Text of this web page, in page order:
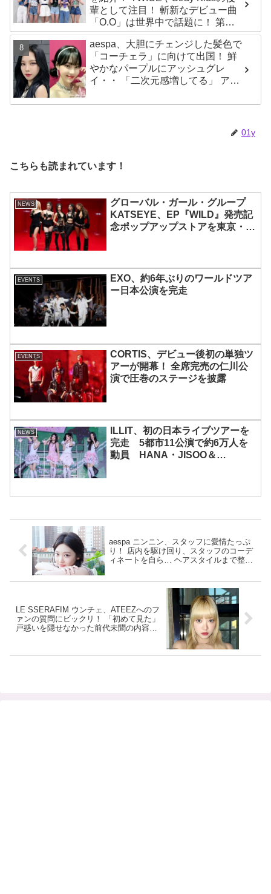
輩として注目！ 斬新なデビュー曲
「O.O」は世界中で話題に！ 第４
世代を代表する美女ソリュンをは
じめ、全員ビジュアルメンバーと
いわれるその魅力をチェック
aespa、大胆にチェンジした髪色で
「コーチェラ」に向けて出国！ 鮮
やかなパープルにアッシュグレ
イ・・ 「二次元感増してる」 アバ
01y
こちらも読まれています！
NEWS
グローバル・ガール・グループ
KATSEYE、EP『WILD』発売記
念ポップアップストアを東京・原
EVENTS
EXO、約6年ぶりのワールドツア
ー日本公演を完走
EVENTS
CORTIS、デビュー後初の単独ツ
アーが開幕！ 全席完売の仁川公
演で圧巻のステージを披露
NEWS
ILLIT、初の日本ライブツアーを
完走 5都市11公演で約6万人を
動員 HANA・JISOO＆
aespa ニンニン、スタッフに愛情たっぷ
り！ 店内を駆け回り、スタッフのコーデ
ィネートを自ら… ヘアスタイルまで整え
LE SSERAFIM ウンチェ、ATEEZへのフ
ァンの質問にビックリ！ 「初めて見た」
戸惑いを隠せなかった前代未聞の内容と